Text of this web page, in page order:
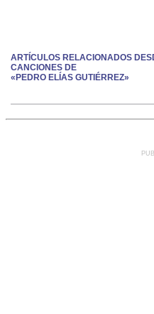
ARTÍCULOS RELACIONADOS
CANCIONES DE
«PEDRO ELÍAS GUTIÉRREZ»